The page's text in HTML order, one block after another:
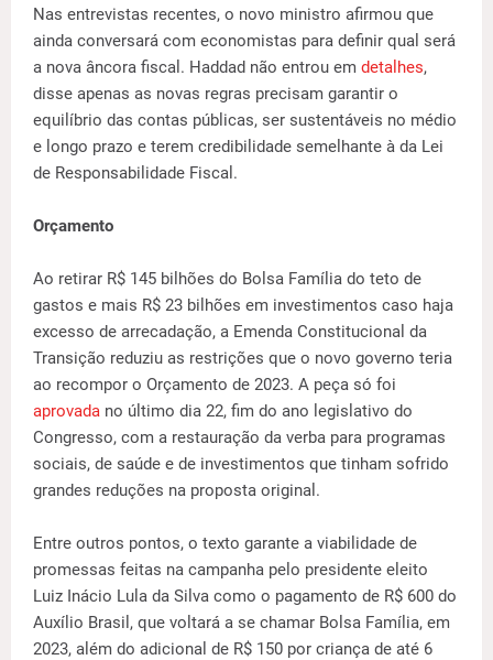
Nas entrevistas recentes, o novo ministro afirmou que
ainda conversará com economistas para definir qual será
a nova âncora fiscal. Haddad não entrou em detalhes,
disse apenas as novas regras precisam garantir o
equilíbrio das contas públicas, ser sustentáveis no médio
e longo prazo e terem credibilidade semelhante à da Lei
de Responsabilidade Fiscal.
Orçamento
Ao retirar R$ 145 bilhões do Bolsa Família do teto de
gastos e mais R$ 23 bilhões em investimentos caso haja
excesso de arrecadação, a Emenda Constitucional da
Transição reduziu as restrições que o novo governo teria
ao recompor o Orçamento de 2023. A peça só foi
aprovada no último dia 22, fim do ano legislativo do
Congresso, com a restauração da verba para programas
sociais, de saúde e de investimentos que tinham sofrido
grandes reduções na proposta original.
Entre outros pontos, o texto garante a viabilidade de
promessas feitas na campanha pelo presidente eleito
Luiz Inácio Lula da Silva como o pagamento de R$ 600 do
Auxílio Brasil, que voltará a se chamar Bolsa Família, em
2023, além do adicional de R$ 150 por criança de até 6